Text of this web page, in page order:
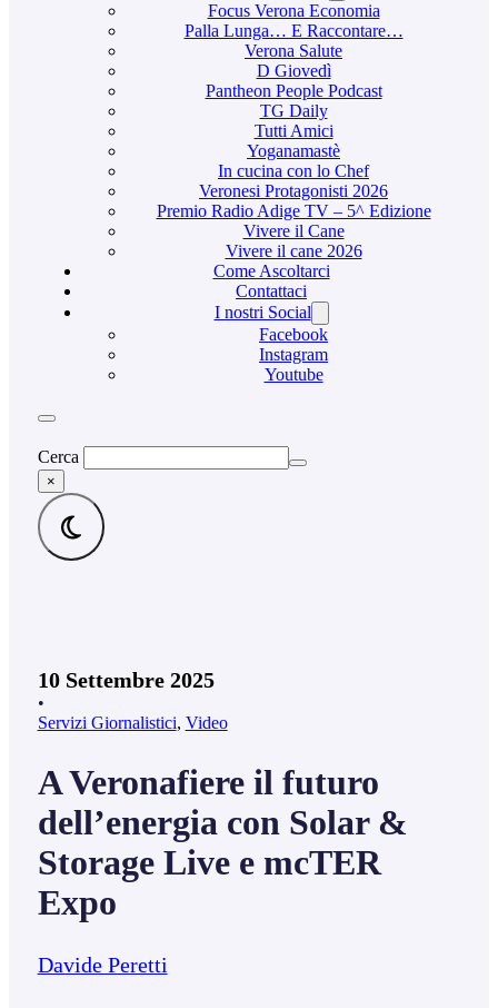
Focus Verona Economia
Palla Lunga… E Raccontare…
Verona Salute
D Giovedì
Pantheon People Podcast
TG Daily
Tutti Amici
Yoganamastè
In cucina con lo Chef
Veronesi Protagonisti 2026
Premio Radio Adige TV – 5^ Edizione
Vivere il Cane
Vivere il cane 2026
Come Ascoltarci
Contattaci
I nostri Social
Facebook
Instagram
Youtube
Cerca
×
10 Settembre 2025
•
Servizi Giornalistici, Video
A Veronafiere il futuro
dell’energia con Solar &
Storage Live e mcTER
Expo
Davide Peretti